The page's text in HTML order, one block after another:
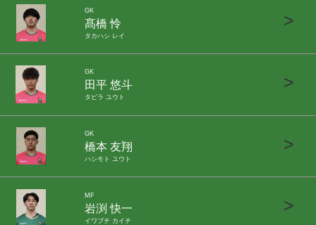
GK
髙橋 怜
タカハシ レイ
>
GK
田平 悠斗
タビラ ユウト
>
GK
橋本 友翔
ハシモト ユウト
>
MF
岩渕 快一
イワブチ カイチ
>